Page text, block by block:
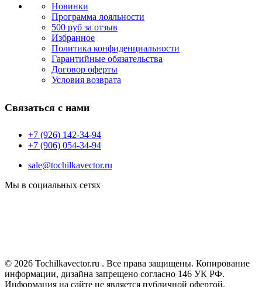
Новинки
Программа лояльности
500 руб за отзыв
Избранное
Политика конфиденциальности
Гарантийные обязательства
Договор оферты
Условия возврата
Связаться с нами
+7 (926) 142-34-94
+7 (906) 054-34-94
sale@tochilkavector.ru
Мы в социальных сетях
© 2026 Tochilkavector.ru . Все права защищены. Копирование
информации, дизайна запрещено согласно 146 УК РФ.
Информация на сайте не является публичной офертой.